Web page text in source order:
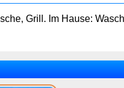
Grill. Im Hause: